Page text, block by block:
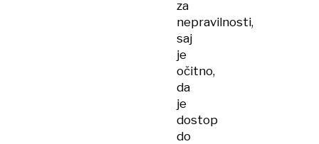
za
nepravilnosti,
saj
je
očitno,
da
je
dostop
do